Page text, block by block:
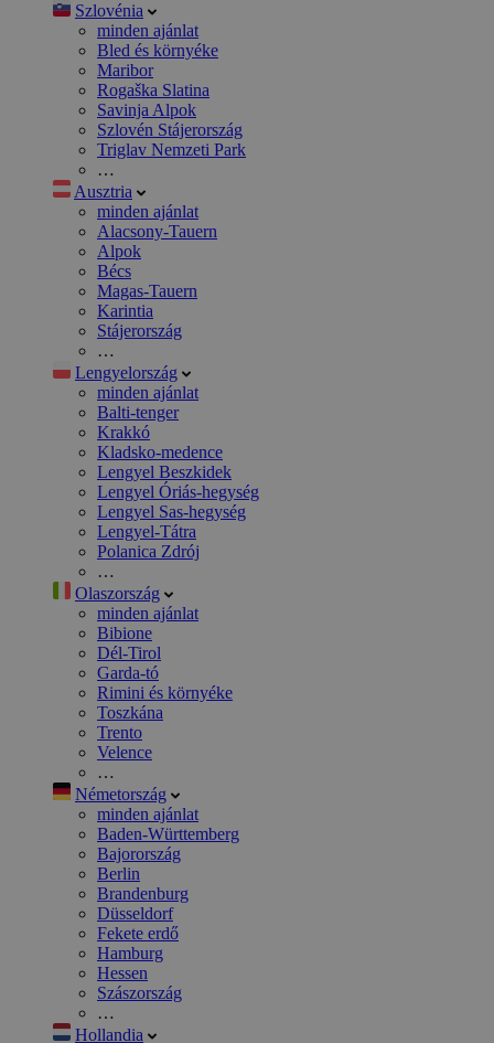
Szlovénia
minden ajánlat
Bled és környéke
Maribor
Rogaška Slatina
Savinja Alpok
Szlovén Stájerország
Triglav Nemzeti Park
…
Ausztria
minden ajánlat
Alacsony-Tauern
Alpok
Bécs
Magas-Tauern
Karintia
Stájerország
…
Lengyelország
minden ajánlat
Balti-tenger
Krakkó
Kladsko-medence
Lengyel Beszkidek
Lengyel Óriás-hegység
Lengyel Sas-hegység
Lengyel-Tátra
Polanica Zdrój
…
Olaszország
minden ajánlat
Bibione
Dél-Tirol
Garda-tó
Rimini és környéke
Toszkána
Trento
Velence
…
Németország
minden ajánlat
Baden-Württemberg
Bajorország
Berlin
Brandenburg
Düsseldorf
Fekete erdő
Hamburg
Hessen
Szászország
…
Hollandia